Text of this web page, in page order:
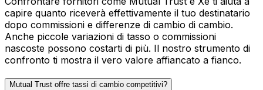
capire quanto riceverà effettivamente il tuo destinatario
dopo commissioni e differenze di cambio di cambio.
Anche piccole variazioni di tasso o commissioni
nascoste possono costarti di più. Il nostro strumento di
confronto ti mostra il vero valore affiancato a fianco.
Mutual Trust offre tassi di cambio competitivi?